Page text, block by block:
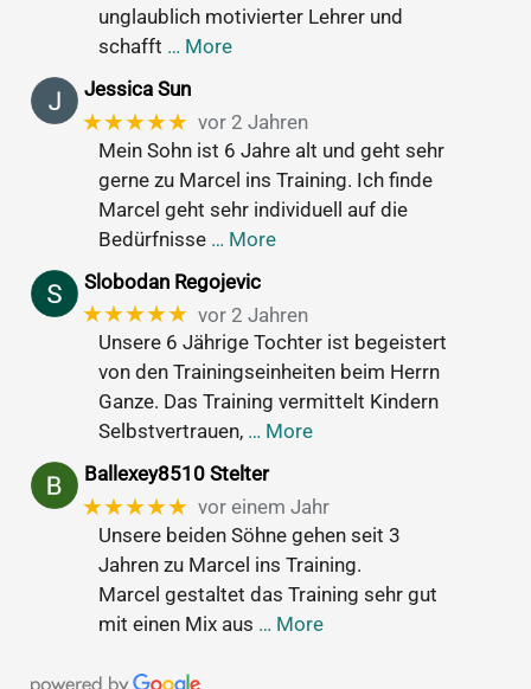
unglaublich motivierter Lehrer und
schafft … More
Jessica Sun
★★★★★ vor 2 Jahren
Mein Sohn ist 6 Jahre alt und geht sehr
gerne zu Marcel ins Training. Ich finde
Marcel geht sehr individuell auf die
Bedürfnisse … More
Slobodan Regojevic
★★★★★ vor 2 Jahren
Unsere 6 Jährige Tochter ist begeistert
von den Trainingseinheiten beim Herrn
Ganze. Das Training vermittelt Kindern
Selbstvertrauen, … More
Ballexey8510 Stelter
★★★★★ vor einem Jahr
Unsere beiden Söhne gehen seit 3
Jahren zu Marcel ins Training.
Marcel gestaltet das Training sehr gut
mit einen Mix aus … More